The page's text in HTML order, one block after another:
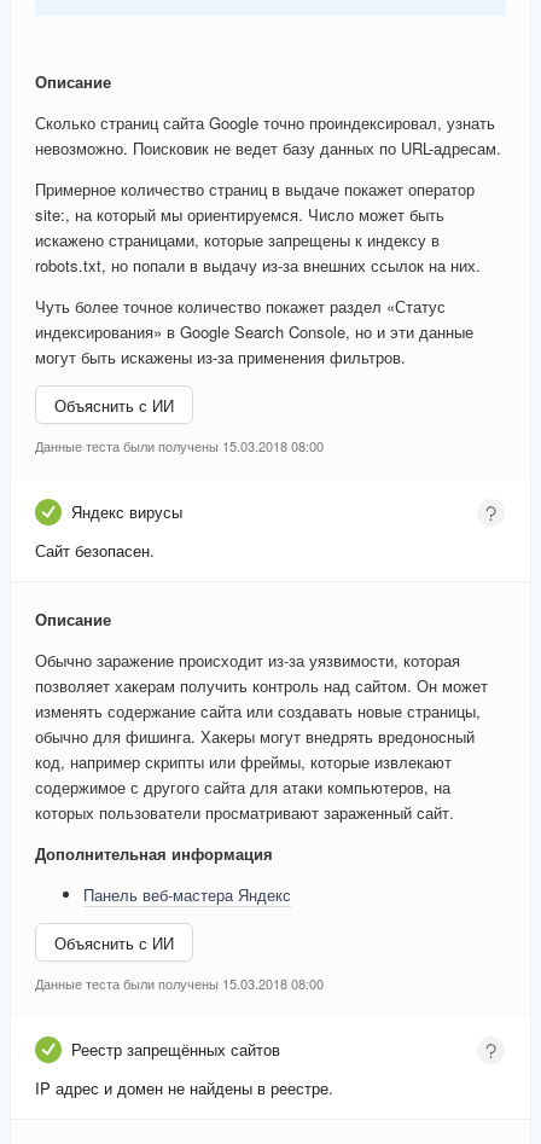
Описание
Сколько страниц сайта Google точно проиндексировал, узнать
невозможно. Поисковик не ведет базу данных по URL-адресам.
Примерное количество страниц в выдаче покажет оператор
site:, на который мы ориентируемся. Число может быть
искажено страницами, которые запрещены к индексу в
robots.txt, но попали в выдачу из-за внешних ссылок на них.
Чуть более точное количество покажет раздел «Статус
индексирования» в Google Search Console, но и эти данные
могут быть искажены из-за применения фильтров.
Объяснить с ИИ
Данные теста были получены 15.03.2018 08:00
Яндекс вирусы
Сайт безопасен.
Описание
Обычно заражение происходит из-за уязвимости, которая
позволяет хакерам получить контроль над сайтом. Он может
изменять содержание сайта или создавать новые страницы,
обычно для фишинга. Хакеры могут внедрять вредоносный
код, например скрипты или фреймы, которые извлекают
содержимое с другого сайта для атаки компьютеров, на
которых пользователи просматривают зараженный сайт.
Дополнительная информация
Панель веб-мастера Яндекс
Объяснить с ИИ
Данные теста были получены 15.03.2018 08:00
Реестр запрещённых сайтов
IP адрес и домен не найдены в реестре.